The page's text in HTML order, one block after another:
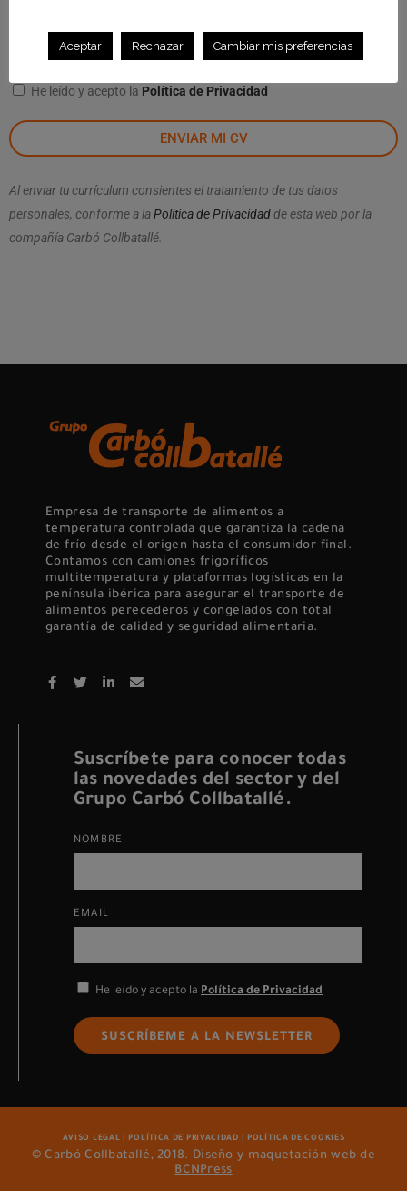
He leído y acepto la Política de Privacidad
ENVIAR MI CV
Al enviar tu currículum consientes el tratamiento de tus datos
personales, conforme a laPolítica de Privacidadde esta web por la
compañía Carbó Collbatallé.
Empresa de transporte de alimentos a
temperatura controlada que garantiza la cadena
de frío desde el origen hasta el consumidor final.
Contamos con camiones frigoríficos
multitemperatura y plataformas logísticas en la
península ibérica para asegurar el transporte de
alimentos perecederos y congelados con total
garantía de calidad y seguridad alimentaria.
Suscríbete para conocer todas
las novedades del sector y del
Grupo Carbó Collbatallé.
NOMBRE
EMAIL
He leído y acepto la Política de Privacidad
SUSCRÍBEME A LA NEWSLETTER
AVISO LEGAL |POLÍTICA DE PRIVACIDAD | POLÍTICA DE COOKIES
© Carbó Collbatallé, 2018. Diseño y maquetación web de
BCNPress
Aceptar Rechazar Cambiar mis preferencias